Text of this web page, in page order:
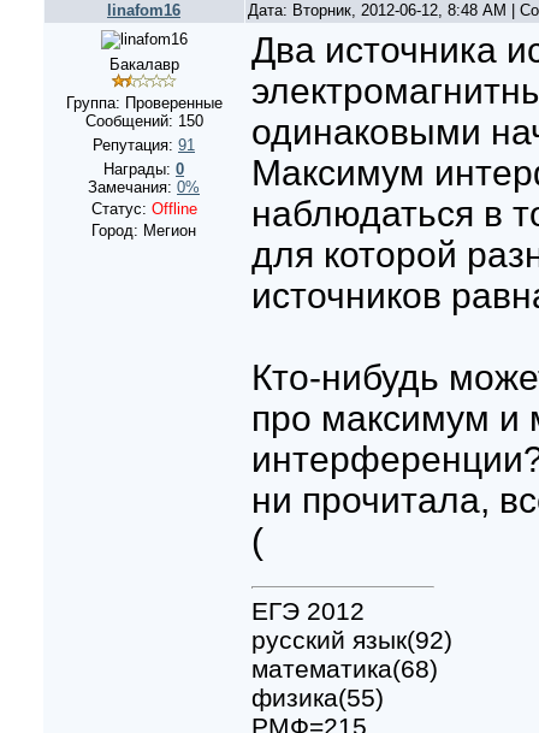
linafom16 Дата: Вторник, 2012-06-12, 8:48 AM |
Бакалавр
Группа: Проверенные
Сообщений: 150
Репутация: 91
Награды: 0
Замечания: 0%
Статус: Offline
Город: Мегион
Два источника
одинаковыми
Максимум
наблюдаться в
для которой
источников
Кто-нибудь
про максимум и
ни прочитала,
(
ЕГЭ 2012
русский язык(92)
математика(68)
физика(55)
РМФ=215